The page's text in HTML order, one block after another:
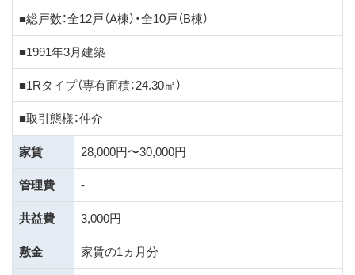
■総戸数：全12戸（A棟）・全10戸（B棟）
■1991年3月建築
■1Rタイプ（専有面積：24.30㎡）
■取引態様：仲介
家賃
28,000円〜30,000円
管理費
-
共益費
3,000円
敷金
家賃の1ヵ月分